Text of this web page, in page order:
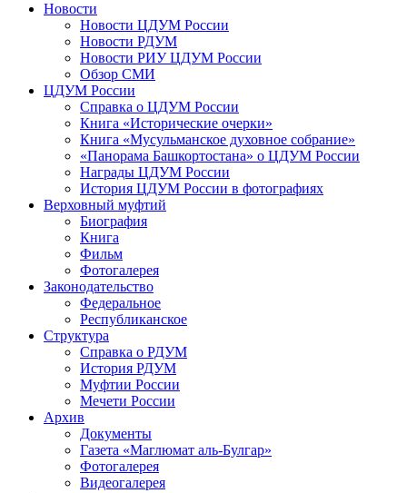
Новости
Новости ЦДУМ России
Новости РДУМ
Новости РИУ ЦДУМ России
Обзор СМИ
ЦДУМ России
Справка о ЦДУМ России
Книга «Исторические очерки»
Книга «Мусульманское духовное собрание»
«Панорама Башкортостана» о ЦДУМ России
Награды ЦДУМ России
История ЦДУМ России в фотографиях
Верховный муфтий
Биография
Книга
Фильм
Фотогалерея
Законодательство
Федеральное
Республиканское
Структура
Справка о РДУМ
История РДУМ
Муфтии России
Мечети России
Архив
Документы
Газета «Маглюмат аль-Булгар»
Фотогалерея
Видеогалерея